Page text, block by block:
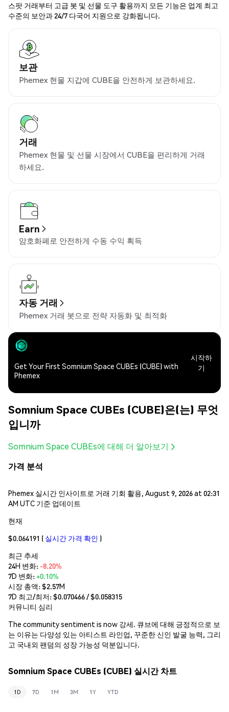
스팟 거래부터 고급 봇 및 선물 도구 활용까지 모든 기능은 업계 최고
수준의 보안과 24/7 다국어 지원으로 강화됩니다.
보관
Phemex 현물 지갑에 CUBE을 안전하게 보관하세요.
거래
Phemex 현물 및 선물 시장에서 CUBE을 편리하게 거래
하세요.
Earn
암호화폐로 안전하게 수동 수익 획득
자동 거래
Phemex 거래 봇으로 전략 자동화 및 최적화
Get Your First Somnium Space CUBEs (CUBE) with
Phemex
시작하
기
Somnium Space CUBEs (CUBE)은(는) 무엇
입니까
Somnium Space CUBEs에 대해 더 알아보기
가격 분석
Phemex 실시간 인사이트로 거래 기회 활용, August 9, 2026 at 02:31
AM UTC 기준 업데이트
현재
$0.064191 ( 실시간 가격 확인 )
최근 추세
24H 변화: -8.20%
7D 변화:+0.10%
시장 총액:$2.57M
7D 최고/최저: $0.070466/ $0.058315
커뮤니티 심리
The community sentiment is now 강세. 큐브에 대해 긍정적으로 보
는 이유는 다양성 있는 아티스트 라인업, 꾸준한 신인 발굴 능력, 그리
고 국내외 팬덤의 성장 가능성 덕분입니다.
Somnium Space CUBEs (CUBE) 실시간 차트
1D 7D 1M 3M 1Y YTD